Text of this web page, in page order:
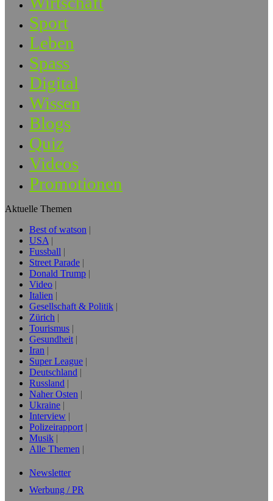
Sport
Leben
Spass
Digital
Wissen
Blogs
Quiz
Videos
Promotionen
Aktuelle Themen
Best of watson
USA
Fussball
Street Parade
Donald Trump
Video
Italien
Gesellschaft & Politik
Zürich
Tourismus
Gesundheit
Iran
Super League
Deutschland
Russland
Naher Osten
Ukraine
Interview
Polizeirapport
Musik
Alle Themen
Newsletter
Werbung / PR